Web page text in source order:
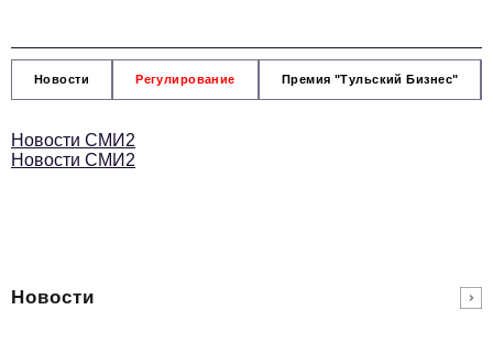
Новости Регулирование Премия "Тульский Бизнес"
Новости СМИ2
Новости СМИ2
Новости